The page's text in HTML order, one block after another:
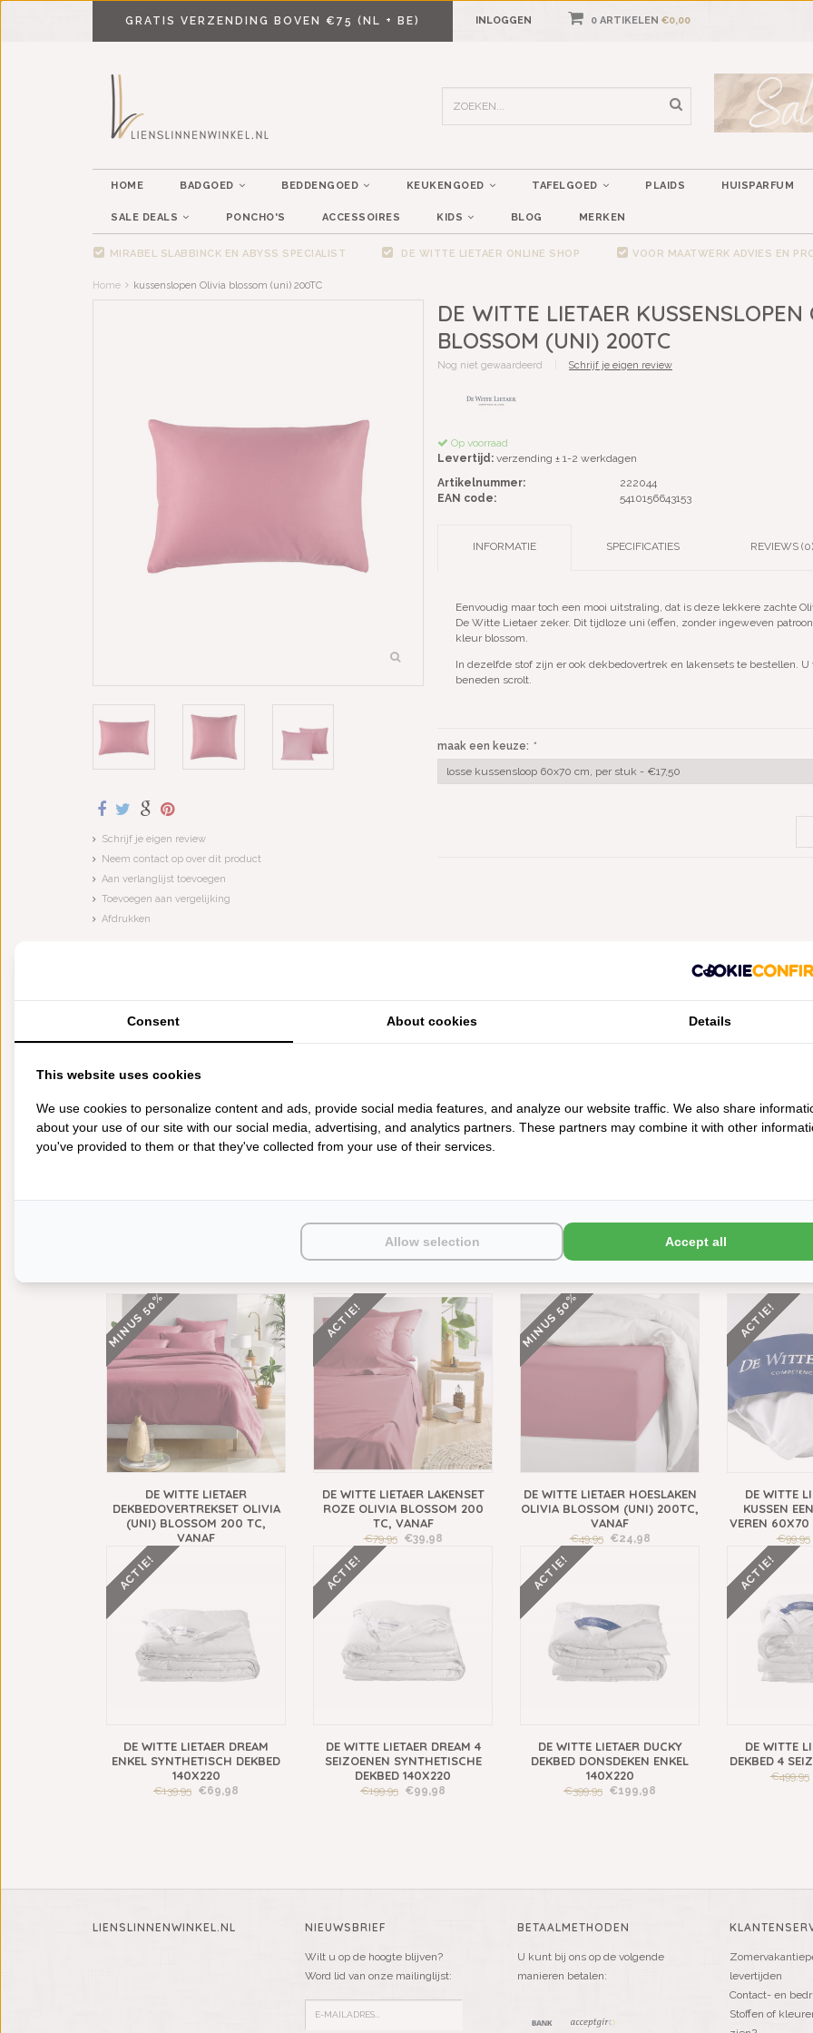
GRATIS VERZENDING BOVEN €75 (NL + BE) INLOGGEN 0 ARTIKELEN €0,00
HOME BADGOED BEDDENGOED KEUKENGOED TAFELGOED PLAIDS HUISPARFUM
SALE DEALS PONCHO'S ACCESSOIRES KIDS BLOG MERKEN
MIRABEL SLABBINCK EN ABYSS SPECIALIST DE WITTE LIETAER ONLINE SHOP VOOR MAATWERK ADVIES EN
Home kussenslopen Olivia blossom (uni) 200TC
Schrijf je eigen review
Neem contact op over dit product
Aan verlanglijst toevoegen
Toevoegen aan vergelijking
Afdrukken
DE WITTE LIETAER KUSSENSLOPEN
BLOSSOM (UNI) 200TC
Nog niet gewaardeerd Schrijf je eigen review
Op voorraad
Levertijd: verzending ± 1-2 werkdagen
Artikelnummer:
222044
EAN code:
5410156643153
INFORMATIE SPECIFICATIES REVIEWS (0)
Eenvoudig maar toch een mooi uitstraling, dat is deze lekkere zachte
De Witte Lietaer zeker. Dit tijdloze uni (effen, zonder ingeweven
kleur blossom.
In dezelfde stof zijn er ook dekbedovertrek en lakensets te bestellen.
beneden scrolt.
maak een keuze: *
MINUS 50%
DE WITTE LIETAER
MINUS 50%
DE WITTE LIETAER
MINUS 50%
DE WITTE LIETAER
MINUS 50%
DE
MINUS 50%
DE WITTE LIETAER
DEKBEDOVERTREKSET OLIVIA
(UNI) BLOSSOM 200 TC,
VANAF
€79,95
ACTIE!
DE WITTE LIETAER LAKENSET
ROZE OLIVIA BLOSSOM 200
TC, VANAF
€79,95 €39,98
MINUS 50%
DE WITTE LIETAER HOESLAKEN
OLIVIA BLOSSOM (UNI) 200TC,
VANAF
€49,95 €24,98
ACTIE!
DE WITTE
KUSSEN
VEREN
€99,95
ACTIE!
DE WITTE LIETAER DREAM
ENKEL SYNTHETISCH DEKBED
140X220
€139,95 €69,98
ACTIE!
DE WITTE LIETAER DREAM 4
SEIZOENEN SYNTHETISCHE
DEKBED 140X220
€199,95 €99,98
ACTIE!
DE WITTE LIETAER DUCKY
DEKBED DONSDEKEN ENKEL
140X220
€399,95 €199,98
ACTIE!
DE WITTE
DEKBED 4
€499,95
LIENSLINNENWINKEL.NL NIEUWSBRIEF
Wilt u op de hoogte blijven?
Word lid van onze mailinglijst:
BETAALMETHODEN
U kunt bij ons op de volgende
manieren betalen:
levertijden
Contact- en
Stoffen of
Consent About cookies Details
This website uses cookies
We use cookies to personalize content and ads, provide social media features, and analyze our website traffic. We also share
about your use of our site with our social media, advertising, and analytics partners. These partners may combine it with other
you've provided to them or that they've collected from your use of their services.
Allow selection Accept all